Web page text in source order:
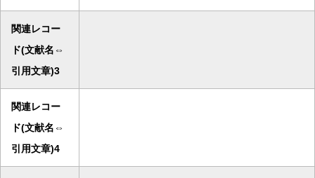
関連レコー
ド(文献名⇔
引用文章)3
関連レコー
ド(文献名⇔
引用文章)4